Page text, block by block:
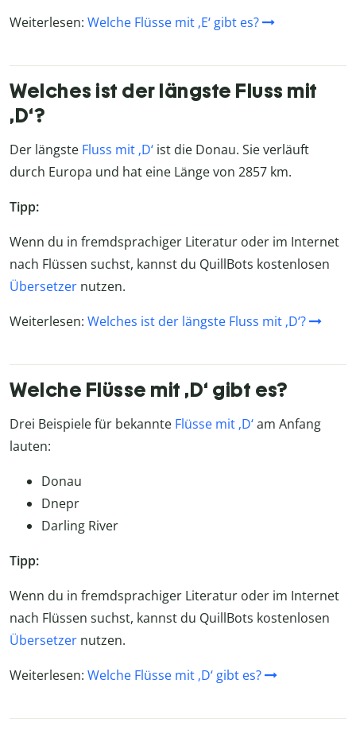
Weiterlesen: Welche Flüsse mit ‚E‘ gibt es?
Welches ist der längste Fluss mit
‚D‘?
Der längste Fluss mit ‚D‘ ist die Donau. Sie verläuft
durch Europa und hat eine Länge von 2857 km.
Tipp:
Wenn du in fremdsprachiger Literatur oder im Internet
nach Flüssen suchst, kannst du QuillBots kostenlosen
Übersetzer nutzen.
Weiterlesen: Welches ist der längste Fluss mit ‚D‘?
Welche Flüsse mit ‚D‘ gibt es?
Drei Beispiele für bekannte Flüsse mit ‚D‘am Anfang
lauten:
Donau
Dnepr
Darling River
Tipp:
Wenn du in fremdsprachiger Literatur oder im Internet
nach Flüssen suchst, kannst du QuillBots kostenlosen
Übersetzer nutzen.
Weiterlesen: Welche Flüsse mit ‚D‘ gibt es?